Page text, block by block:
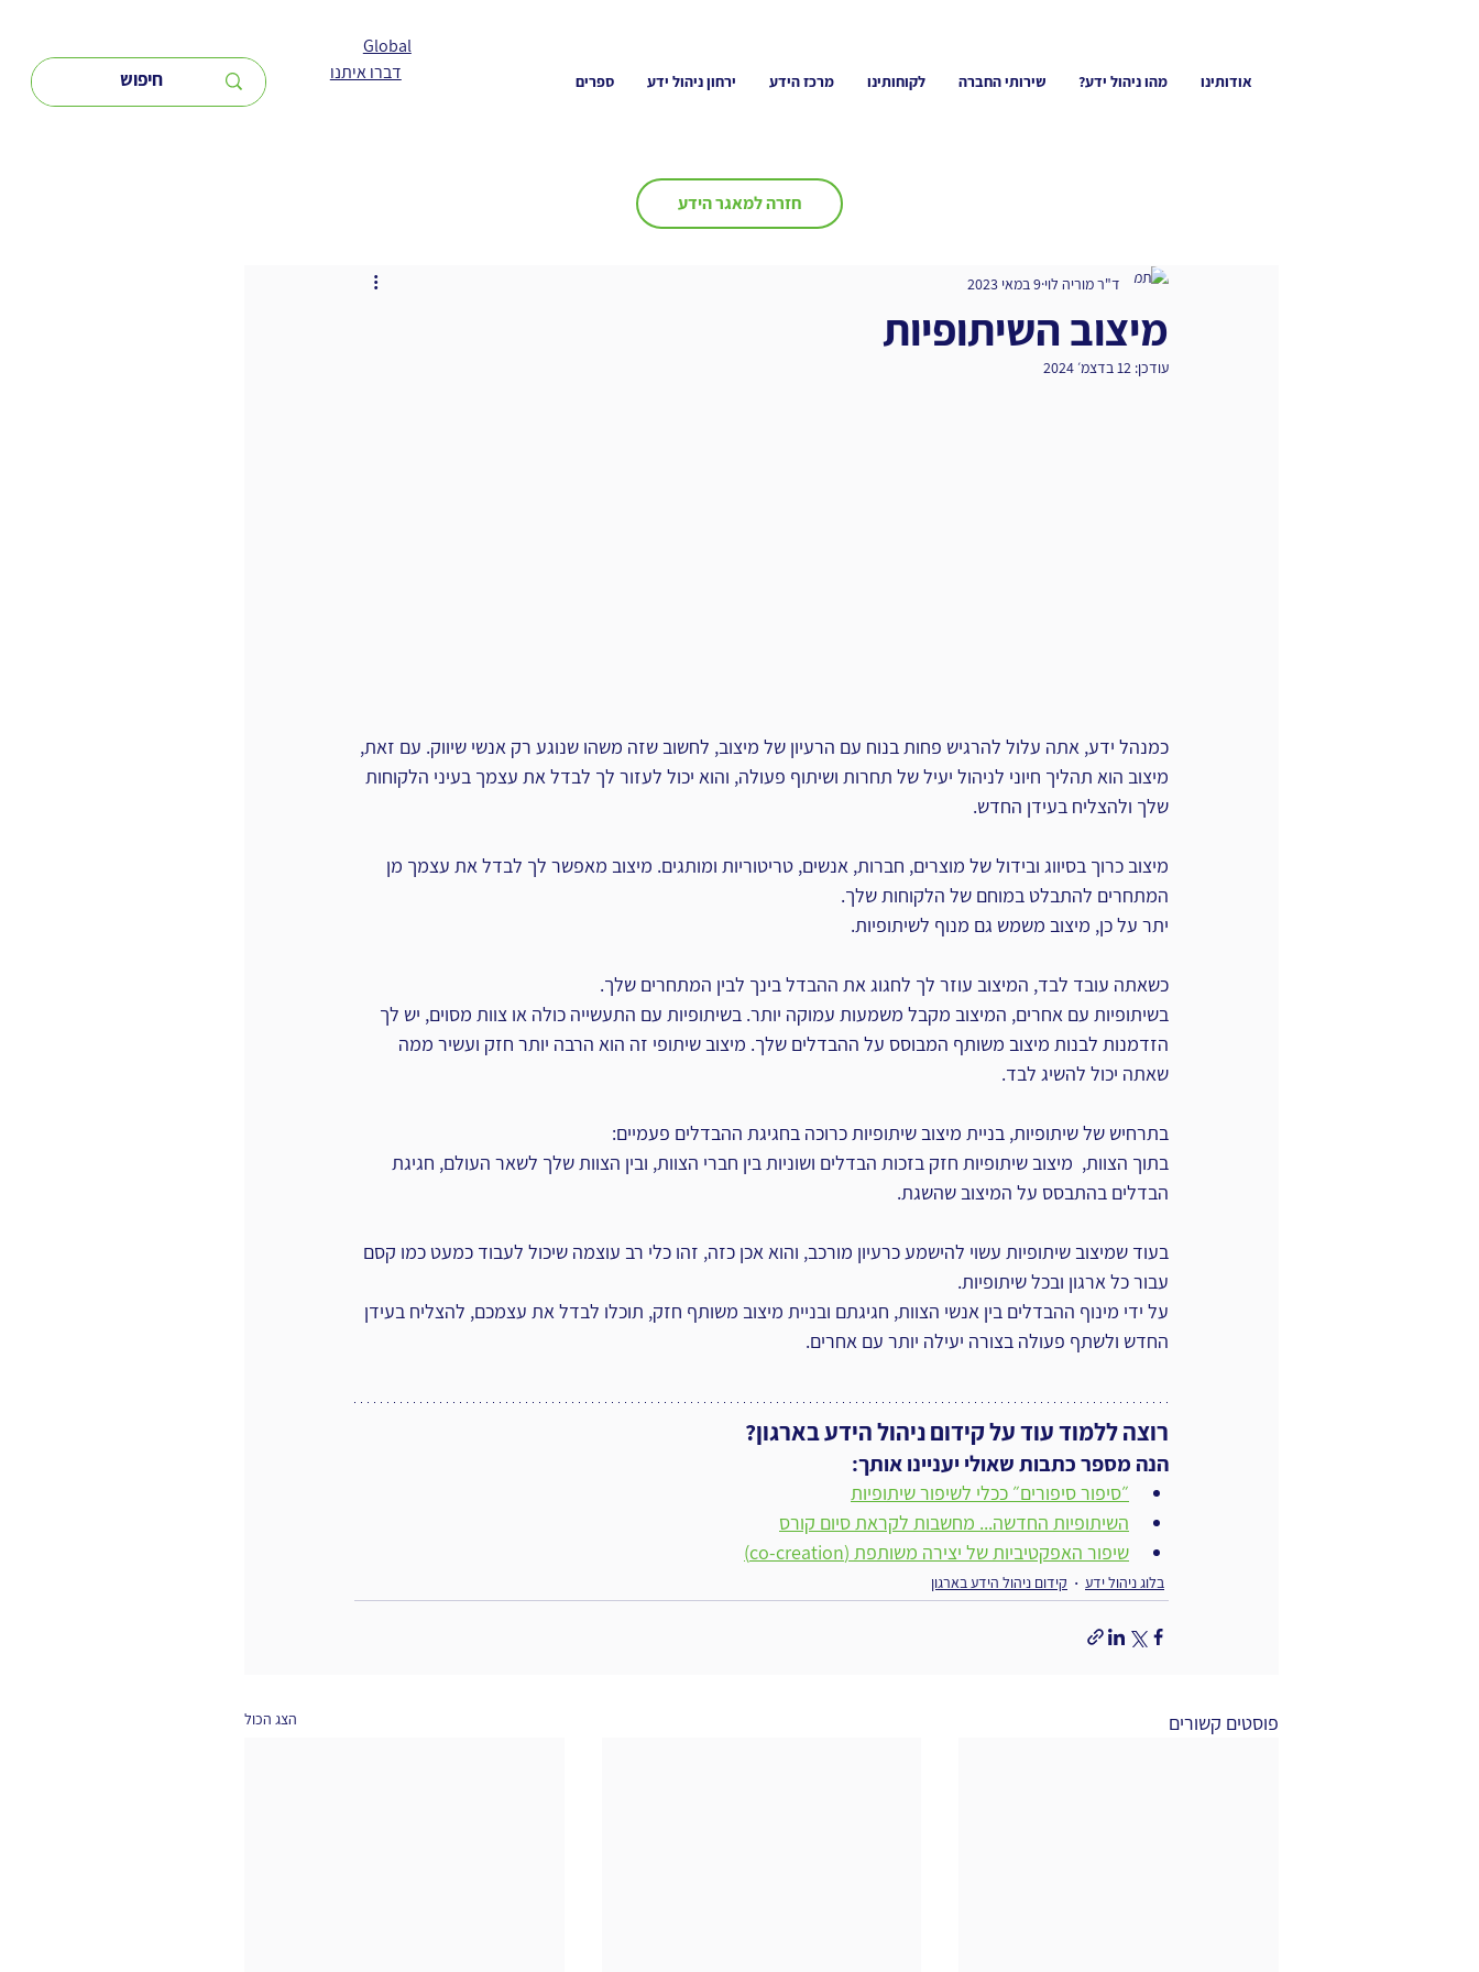
Global
אודותינו מהו ניהול ידע? שירותי החברה לקוחותינו מרכז הידע ירחון ניהול ידע ספרים דברו איתנו
חזרה למאגר הידע
מיצוב השיתופיות
ד"ר מוריה לוי 9 במאי 2023
עודכן: 12 בדצמ׳ 2024
כמנהל ידע, אתה עלול להרגיש פחות בנוח עם הרעיון של מיצוב, לחשוב שזה משהו שנוגע רק אנשי שיווק. עם זאת,
מיצוב הוא תהליך חיוני לניהול יעיל של תחרות ושיתוף פעולה, והוא יכול לעזור לך לבדל את עצמך בעיני הלקוחות
שלך ולהצליח בעידן החדש.
מיצוב כרוך בסיווג ובידול של מוצרים, חברות, אנשים, טריטוריות ומותגים. מיצוב מאפשר לך לבדל את עצמך מן
המתחרים להתבלט במוחם של הלקוחות שלך.
יתר על כן, מיצוב משמש גם מנוף לשיתופיות.
כשאתה עובד לבד, המיצוב עוזר לך לחגוג את ההבדל בינך לבין המתחרים שלך.
בשיתופיות עם אחרים, המיצוב מקבל משמעות עמוקה יותר. בשיתופיות עם התעשייה כולה או צוות מסוים, יש לך
הזדמנות לבנות מיצוב משותף המבוסס על ההבדלים שלך. מיצוב שיתופי זה הוא הרבה יותר חזק ועשיר ממה
שאתה יכול להשיג לבד.
בתרחיש של שיתופיות, בניית מיצוב שיתופיות כרוכה בחגיגת ההבדלים פעמיים:
בתוך הצוות,  מיצוב שיתופיות חזק בזכות הבדלים ושוניות בין חברי הצוות, ובין הצוות שלך לשאר העולם, חגיגת
הבדלים בהתבסס על המיצוב שהשגת.
בעוד שמיצוב שיתופיות עשוי להישמע כרעיון מורכב, והוא אכן כזה, זהו כלי רב עוצמה שיכול לעבוד כמעט כמו קסם
עבור כל ארגון ובכל שיתופיות.
על ידי מינוף ההבדלים בין אנשי הצוות, חגיגתם ובניית מיצוב משותף חזק, תוכלו לבדל את עצמכם, להצליח בעידן
החדש ולשתף פעולה בצורה יעילה יותר עם אחרים.
רוצה ללמוד עוד על קידום ניהול הידע בארגון?
הנה מספר כתבות שאולי יעניינו אותך:
״סיפור סיפורים״ ככלי לשיפור שיתופיות
השיתופיות החדשה... מחשבות לקראת סיום קורס
שיפור האפקטיביות של יצירה משותפת (co-creation)
בלוג ניהול ידע קידום ניהול הידע בארגון
פוסטים קשורים הצג הכול